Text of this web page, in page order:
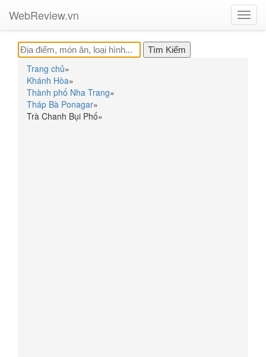
WebReview.vn
Trang chủ»
Khánh Hòa»
Thành phố Nha Trang»
Tháp Bà Ponagar»
Trà Chanh Bụi Phố»